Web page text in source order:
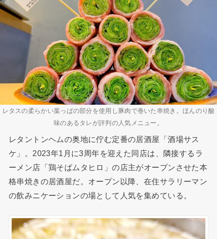
レタスの柔らかい葉っぱの部分を使用し豚肉で巻いた串焼き。ほんのり酸
味のあるタレが評判の人気メニュー。
レタントンヘムの奥地に佇む定番の居酒屋「酒場サス
ケ」。2023年1月に3周年を迎えた同店は、隣接するラ
ーメン店「鶏そばムタヒロ」の店主がオープンさせた本
格串焼きの居酒屋だ。オープン以降、在住サラリーマン
の飲みニケーションの場として人気を集めている。